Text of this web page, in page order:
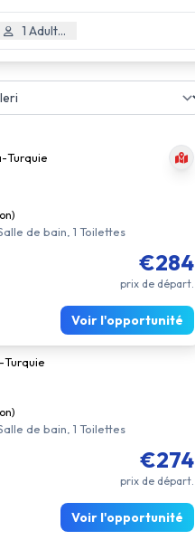
1 Adulte, 0 Enfant
-Turquie
de bain, 1 Toilettes
€284
prix de départ.
Voir l'opportunité
-Turquie
de bain, 1 Toilettes
€274
prix de départ.
Voir l'opportunité